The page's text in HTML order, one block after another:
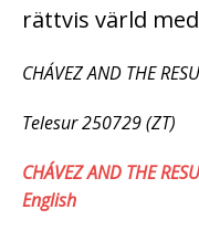
rättvis värld
CHÁVEZ AND THE
Telesur 250729 (ZT)
CHÁVEZ AND THE
English